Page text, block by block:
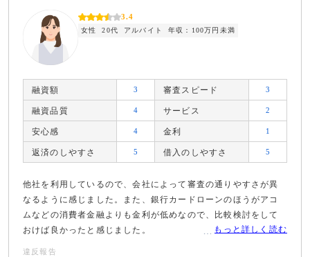
3.4
女性 20代 アルバイト 年収：100万円未満
融資額 3 審査スピード 3
融資品質 4 サービス 2
安心感 4 金利 1
返済のしやすさ 5 借入のしやすさ 5
他社を利用しているので、会社によって審査の通りやすさが異
なるように感じました。また、銀行カードローンのほうがアコ
ムなどの消費者金融よりも金利が低めなので、比較検討をして
おけば良かったと感じました。
もっと詳しく読む
違反報告